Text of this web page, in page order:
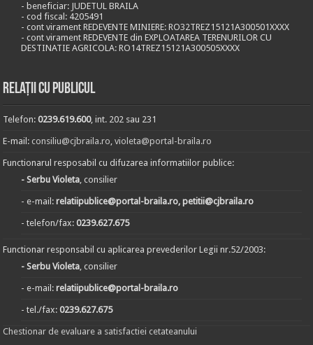
- beneficiar: JUDETUL BRAILA
- cod fiscal: 4205491
- cont virament REDEVENTE MINIERE: RO32TREZ15121A300501XXXX
- cont virament REDEVENTE din EXPLOATAREA TERENURILOR CU
DESTINATIE AGRICOLA: RO14TREZ15121A300505XXXX
Relații cu publicul
Telefon:0239.619.600, int. 202 sau 231
E-mail:consiliu@cjbraila.ro,violeta@portal-braila.ro
Functionarul resposabil cu difuzarea informatiilor publice:
- Serbu Violeta, consilier
- e-mail:relatiipublice@portal-braila.ro, petitii@cjbraila.ro
- telefon/fax:0239.627.675
Functionar responsabil cu aplicarea prevederilor Legii nr.52/2003:
- Serbu Violeta, consilier
- e-mail:relatiipublice@portal-braila.ro
- tel./fax:0239.627.675
Chestionar de evaluare a satisfactiei cetateanului